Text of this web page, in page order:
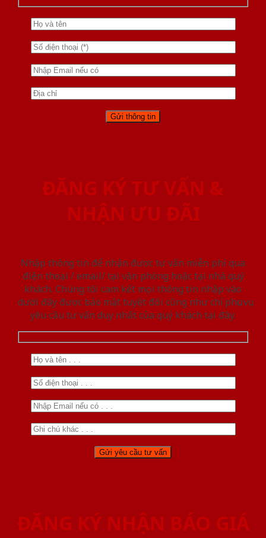
ĐĂNG KÝ TƯ VẤN &
NHẬN ƯU ĐÃI
Nhập thông tin để nhận được tư vấn miễn phí qua
điện thoại / email/ tại văn phòng hoặc tại nhà quý
khách. Chúng tôi cam kết mọi thông tin nhập vào
dưới đây được bảo mật tuyệt đối cũng như chỉ phục vụ
yêu cầu tư vấn duy nhất của quý khách tại đây.
ĐĂNG KÝ NHẬN BÁO GIÁ